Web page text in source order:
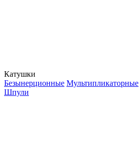
Катушки
Безынерционные Мультипликаторные
Шпули